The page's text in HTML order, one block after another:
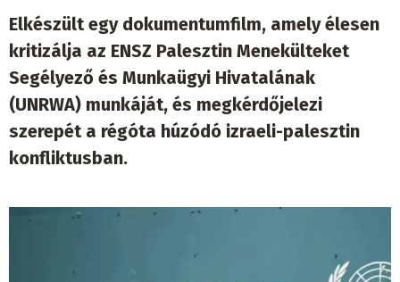
Elkészült egy dokumentumfilm, amely élesen
kritizálja az ENSZ Palesztin Menekülteket
Segélyező és Munkaügyi Hivatalának
(UNRWA) munkáját, és megkérdőjelezi
szerepét a régóta húzódó izraeli-palesztin
konfliktusban.